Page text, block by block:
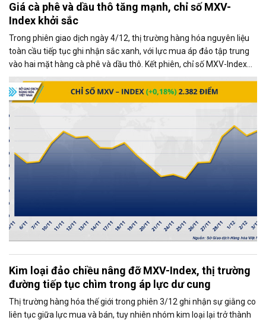
Giá cà phê và dầu thô tăng mạnh, chỉ số MXV-
Index khởi sắc
Trong phiên giao dịch ngày 4/12, thị trường hàng hóa nguyên liệu
toàn cầu tiếp tục ghi nhận sắc xanh, với lực mua áp đảo tập trung
vào hai mặt hàng cà phê và dầu thô. Kết phiên, chỉ số MXV-Index
tăng gần 0,2%, đạt 2.382 điểm, phản ánh xu hướng tích cực chung
của thị trường.
Kim loại đảo chiều nâng đỡ MXV-Index, thị trường
đường tiếp tục chìm trong áp lực dư cung
Thị trường hàng hóa thế giới trong phiên 3/12 ghi nhận sự giằng co
liên tục giữa lực mua và bán, tuy nhiên nhóm kim loại lại trở thành